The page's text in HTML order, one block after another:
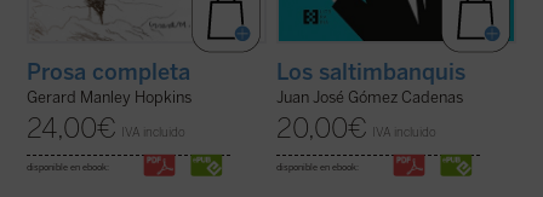
Prosa completa
Gerard Manley Hopkins
24,00€ IVA incluido
disponible en ebook:
Los saltimbanquis
Juan José Gómez Cadenas
20,00€ IVA incluido
disponible en ebook: